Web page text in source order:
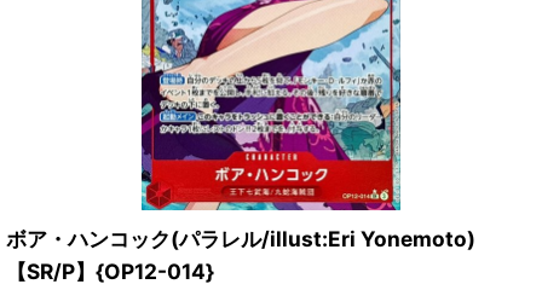
ボア・ハンコック(パラレル/illust:Eri Yonemoto)
【SR/P】{OP12-014}